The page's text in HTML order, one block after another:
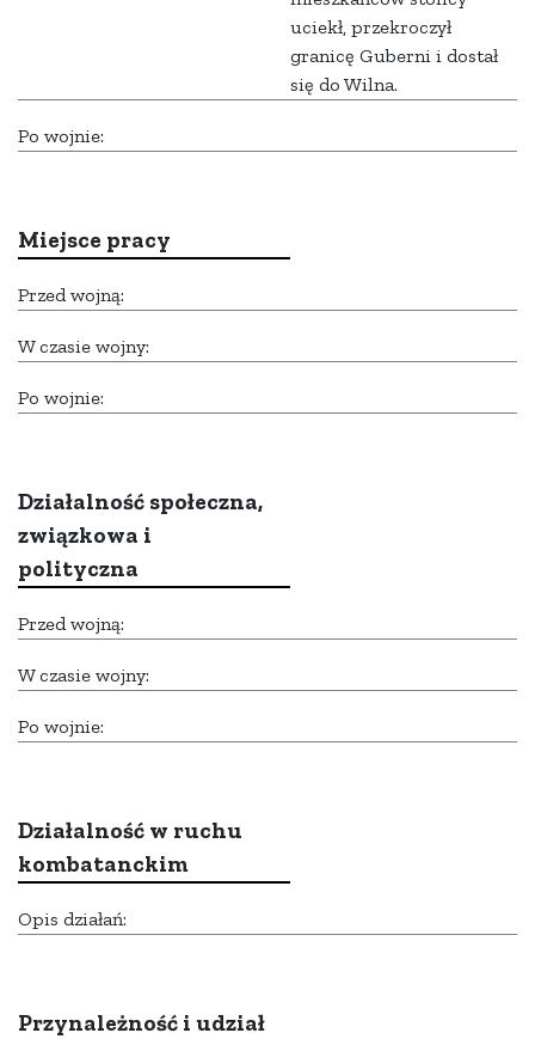
uciekł, przekroczył
granicę Guberni i dostał
się do Wilna.
Po wojnie:
Miejsce pracy
Przed wojną:
W czasie wojny:
Po wojnie:
Działalność społeczna,
związkowa i
polityczna
Przed wojną:
W czasie wojny:
Po wojnie:
Działalność w ruchu
kombatanckim
Opis działań:
Przynależność i udział